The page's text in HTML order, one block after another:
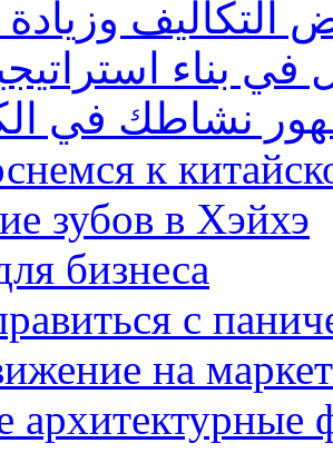
وزيادة
بناء
نشاطك في
к
зубов в Хэйхэ
бизнеса
с
на
архитектурные